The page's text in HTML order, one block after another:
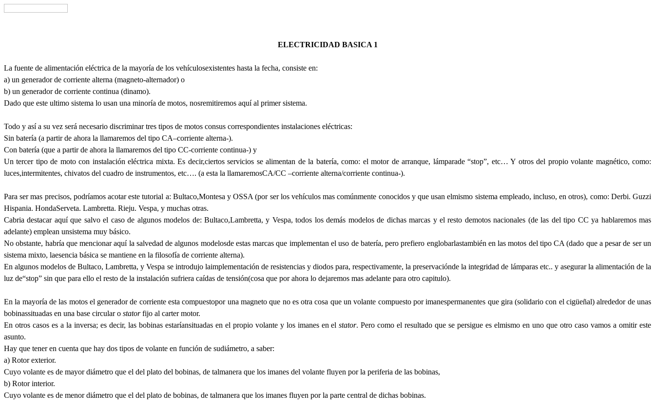
ELECTRICIDAD BASICA 1
La fuente de alimentación eléctrica de la mayoría de los vehículosexistentes hasta la fecha, consiste en:
a) un generador de corriente alterna (magneto-alternador) o
b) un generador de corriente continua (dinamo).
Dado que este ultimo sistema lo usan una minoría de motos, nosremitiremos aquí al primer sistema.
Todo y así a su vez será necesario discriminar tres tipos de motos consus correspondientes instalaciones eléctricas:
Sin batería (a partir de ahora la llamaremos del tipo CA–corriente alterna-).
Con batería (que a partir de ahora la llamaremos del tipo CC-corriente continua-) y
Un tercer tipo de moto con instalación eléctrica mixta. Es decir,ciertos servicios se alimentan de la batería, como: el motor de arranque, lámparade “stop”, etc… Y otros del propio volante magnético, como:
luces,intermitentes, chivatos del cuadro de instrumentos, etc…. (a esta la llamaremosCA/CC –corriente alterna/corriente continua-).
Para ser mas precisos, podríamos acotar este tutorial a: Bultaco,Montesa y OSSA (por ser los vehículos mas comúnmente conocidos y que usan elmismo sistema empleado, incluso, en otros), como: Derbi. Guzzi
Hispania. HondaServeta. Lambretta. Rieju. Vespa, y muchas otras.
Cabria destacar aquí que salvo el caso de algunos modelos de: Bultaco,Lambretta, y Vespa, todos los demás modelos de dichas marcas y el resto demotos nacionales (de las del tipo CC ya hablaremos mas
adelante) emplean unsistema muy básico.
No obstante, habría que mencionar aquí la salvedad de algunos modelosde estas marcas que implementan el uso de batería, pero prefiero englobarlastambién en las motos del tipo CA (dado que a pesar de ser un
sistema mixto, laesencia básica se mantiene en la filosofía de corriente alterna).
En algunos modelos de Bultaco, Lambretta, y Vespa se introdujo laimplementación de resistencias y diodos para, respectivamente, la preservaciónde la integridad de lámparas etc.. y asegurar la alimentación de la
luz de“stop” sin que para ello el resto de la instalación sufriera caídas de tensión(cosa que por ahora lo dejaremos mas adelante para otro capitulo).
En la mayoría de las motos el generador de corriente esta compuestopor una magneto que no es otra cosa que un volante compuesto por imanespermanentes que gira (solidario con el cigüeñal) alrededor de unas
bobinassituadas en una base circular o statorfijo al carter motor.
En otros casos es a la inversa; es decir, las bobinas estaríansituadas en el propio volante y los imanes en elstator. Pero como el resultado que se persigue es elmismo en uno que otro caso vamos a omitir este
asunto.
Hay que tener en cuenta que hay dos tipos de volante en función de sudiámetro, a saber:
a) Rotor exterior.
Cuyo volante es de mayor diámetro que el del plato del bobinas, de talmanera que los imanes del volante fluyen por la periferia de las bobinas,
b) Rotor interior.
Cuyo volante es de menor diámetro que el del plato de bobinas, de talmanera que los imanes fluyen por la parte central de dichas bobinas.